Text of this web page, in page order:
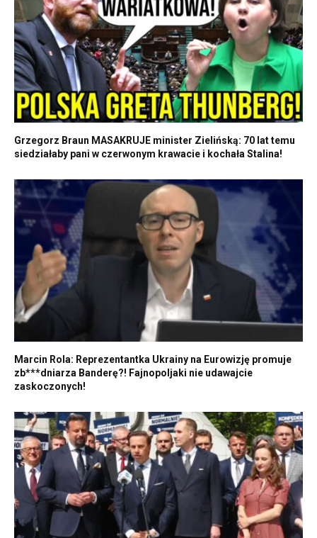
Grzegorz Braun MASAKRUJE minister Zielińską: 70 lat temu
siedziałaby pani w czerwonym krawacie i kochała Stalina!
Marcin Rola: Reprezentantka Ukrainy na Eurowizję promuje
zb***dniarza Banderę?! Fajnopoljaki nie udawajcie
zaskoczonych!